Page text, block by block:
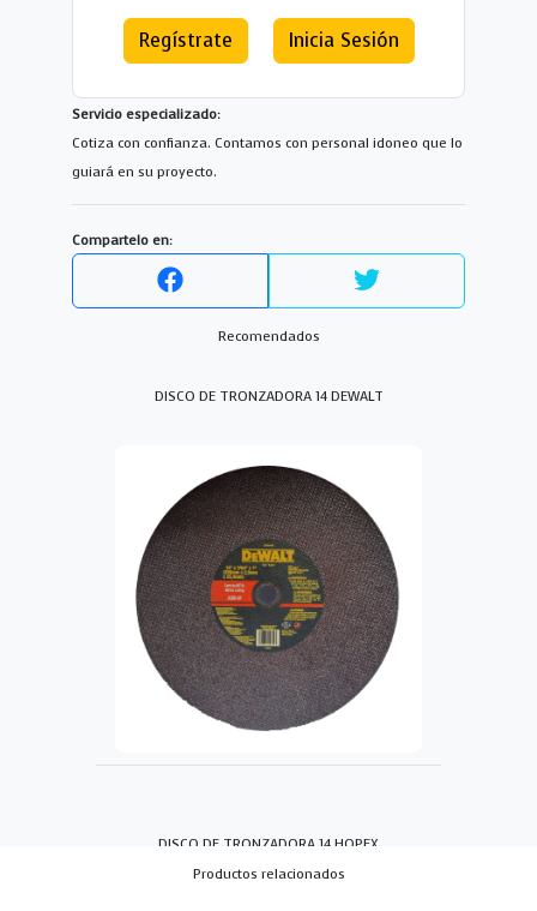
Regístrate Inicia Sesión
Servicio especializado:
Cotiza con confianza. Contamos con personal idoneo que lo
guiará en su proyecto.
Compartelo en:
Recomendados
DISCO DE TRONZADORA 14 DEWALT
DISCO DE TRONZADORA 14 HOPEX
Productos relacionados